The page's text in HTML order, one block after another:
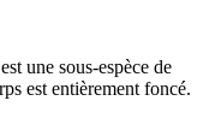
une sous-espèce de
est entièrement foncé.